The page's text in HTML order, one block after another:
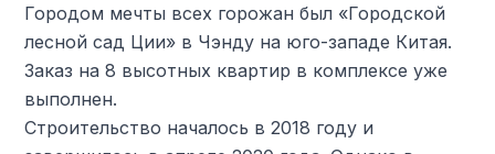
Городом мечты всех горожан был «Городской
лесной сад Ции» в Чэнду на юго-западе Китая.
Заказ на 8 высотных квартир в комплексе уже
выполнен.
Строительство началось в 2018 году и